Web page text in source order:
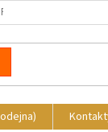
REKLAMACE